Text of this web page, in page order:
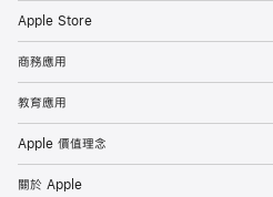
Apple Store
商務應用
教育應用
Apple 價值理念
關於 Apple